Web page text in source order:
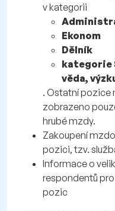
v kategorii
Ekonom
Dělník
kategorie
věda,
. Ostatní pozice
zobrazeno
hrubé mzdy.
Zakoupení
pozici, tzv.
Informace o
respondentů
pozic